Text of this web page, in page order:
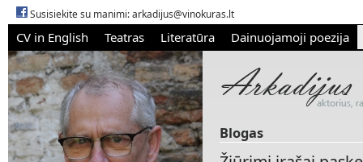
Susisiekite su manimi:arkadijus@vinokuras.lt
CV in English Teatras Literatūra Dainuojamoji poezija
Blogas